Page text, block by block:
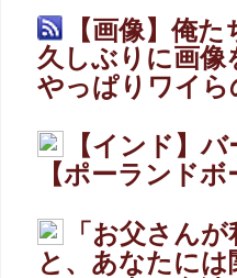
【画像】俺た
久しぶりに画
やっぱりワイら
【インド】
【ポーランドボ
「お父さん
と、あなたに